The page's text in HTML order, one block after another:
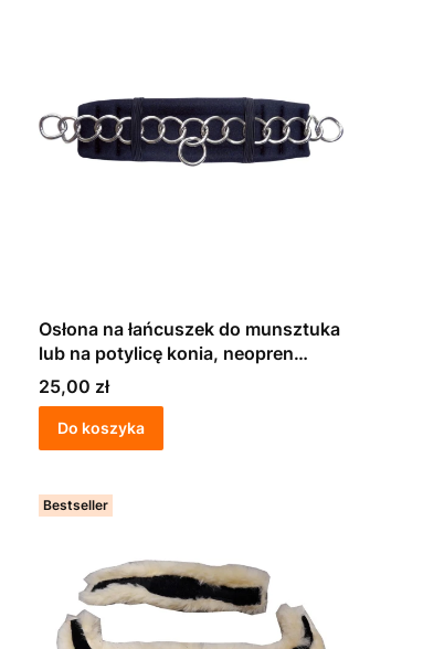
Osłona na łańcuszek do munsztuka
lub na potylicę konia, neopren
FEELING
Cena
25,00 zł
Do koszyka
Bestseller